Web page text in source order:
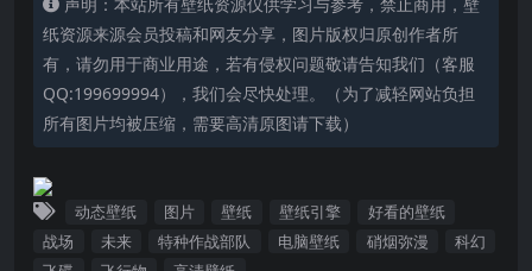
纸资源来源会员投稿和网友分享，图片版权归原创作者所
有，请勿用于商业用途，若有侵权问题敬请告知我们（客服
QQ:199699994），我们会尽快处理。（为了减轻网站负担
所有图片均被压缩，需要高清原图请下载）
动态壁纸 图片 壁纸 壁纸引擎
好看的壁纸
战场
未来 特种作战部队 电脑壁纸 硝烟弥漫
科幻